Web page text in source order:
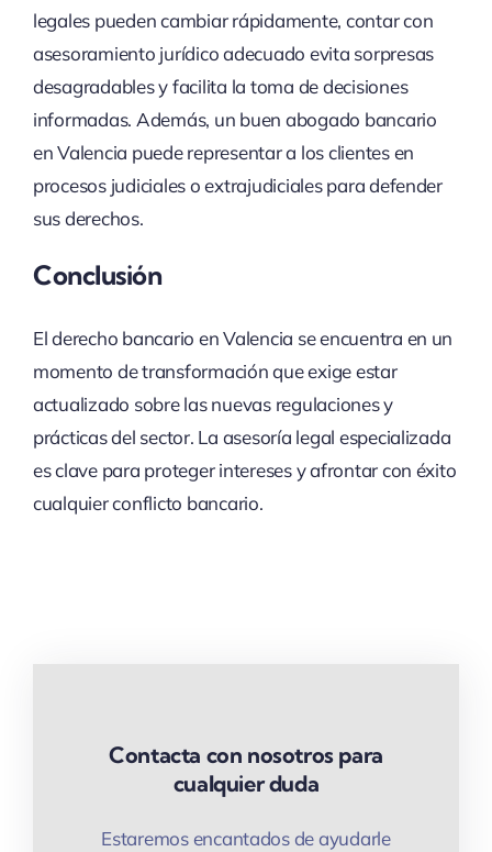
legales pueden cambiar rápidamente, contar con
asesoramiento jurídico adecuado evita sorpresas
desagradables y facilita la toma de decisiones
informadas. Además, un buen abogado bancario
en Valencia puede representar a los clientes en
procesos judiciales o extrajudiciales para defender
sus derechos.
Conclusión
El derecho bancario en Valencia se encuentra en un
momento de transformación que exige estar
actualizado sobre las nuevas regulaciones y
prácticas del sector. La asesoría legal especializada
es clave para proteger intereses y afrontar con éxito
cualquier conflicto bancario.
Contacta con nosotros para
cualquier duda
Estaremos encantados de ayudarle